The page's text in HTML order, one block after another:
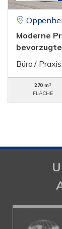
Moderne
Büro / Praxis
270 m²
FLÄCHE